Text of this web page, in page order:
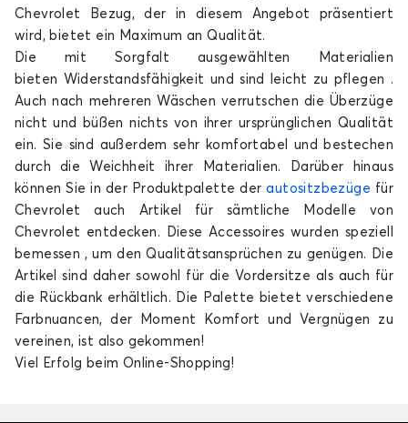
Sitzbezüge für CHEVROLET CRUZE
SPARK
Sitzbezüge für CHEVROLET SPARK
Chevrolet Bezug, der in diesem Angebot präsentiert
wird, bietet ein Maximum an Qualität.
Die mit Sorgfalt ausgewählten Materialien
bieten Widerstandsfähigkeit und sind leicht zu pflegen .
Auch nach mehreren Wäschen verrutschen die Überzüge
nicht und büßen nichts von ihrer ursprünglichen Qualität
ein. Sie sind außerdem sehr komfortabel und bestechen
durch die Weichheit ihrer Materialien. Darüber hinaus
können Sie in der Produktpalette derautositzbezüge für
Chevrolet auch Artikel für sämtliche Modelle von
Chevrolet entdecken. Diese Accessoires wurden speziell
bemessen , um den Qualitätsansprüchen zu genügen. Die
Artikel sind daher sowohl für die Vordersitze als auch für
die Rückbank erhältlich. Die Palette bietet verschiedene
Farbnuancen, der Moment Komfort und Vergnügen zu
vereinen, ist also gekommen!
Viel Erfolg beim Online-Shopping!